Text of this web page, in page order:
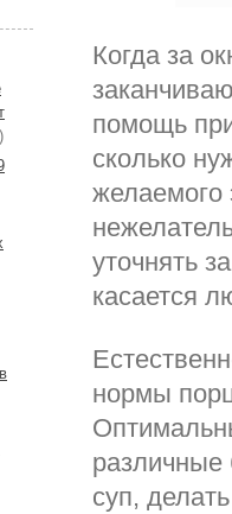
Когда за
помощь
сколько
желаемого
уточнять
касается
нормы
суп,